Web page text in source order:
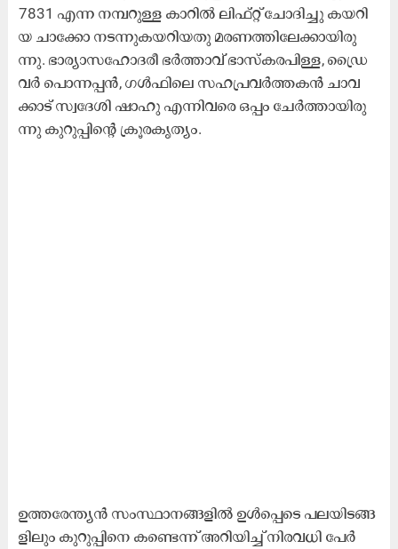
7831 എ​ന്ന ന​മ്പ​റു​ള്ള കാ​റി​ല്‍ ലി​ഫ്റ്റ് ചോ​ദി​ച്ചു ക​യ​റി​
യ ചാ​ക്കോ ന​ട​ന്നു​ക​യ​റി​യ​തു മ​ര​ണ​ത്തി​ലേ​ക്കാ​യി​രു​
ന്നു. ഭാ​ര്യാ​സ​ഹോ​ദ​രീ ഭ​ര്‍ത്താ​വ് ഭാ​സ്‌​ക​ര​പി​ള്ള, ഡ്രൈ​
വ​ര്‍ പൊ​ന്ന​പ്പ​ന്‍, ഗ​ള്‍ഫി​ലെ സ​ഹ​പ്ര​വ​ര്‍ത്ത​ക​ന്‍ ചാ​വ​
ക്കാ​ട് സ്വ​ദേ​ശി ഷാ​ഹു എ​ന്നി​വ​രെ ഒ​പ്പം ചേ​ര്‍ത്താ​യി​രു​
ന്നു കു​റു​പ്പി​ന്റെ ക്രൂ​ര​കൃ​ത്യം.
ഉ​ത്ത​രേ​ന്ത്യ​ന്‍ സം​സ്ഥാ​ന​ങ്ങ​ളി​ല്‍ ഉ​ള്‍പ്പെ​ടെ പ​ല​യി​ട​ങ്ങ​
ളി​ലും കു​റു​പ്പി​നെ ക​ണ്ടെ​ന്ന് അ​റി​യി​ച്ച് നി​ര​വ​ധി പേ​ര്‍